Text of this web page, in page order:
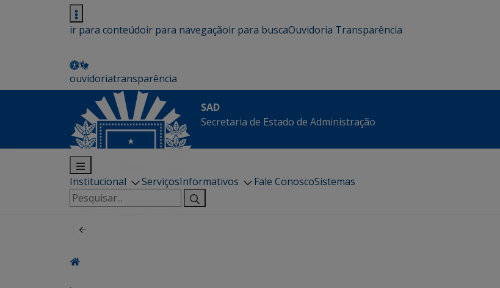
ir para conteúdoir para navegaçãoir para buscaOuvidoria Transparência
ouvidoriatransparência
SAD
Secretaria de Estado de Administração
Institucional ServiçosInformativos Fale ConoscoSistemas
Pesquisar
por: